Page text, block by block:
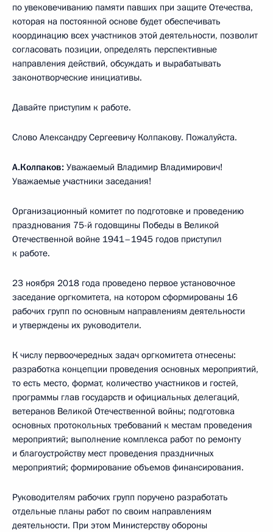
по увековечиванию памяти павших при защите Отечества,
которая на постоянной основе будет обеспечивать
координацию всех участников этой деятельности, позволит
согласовать позиции, определять перспективные
направления действий, обсуждать и вырабатывать
законотворческие инициативы.
Давайте приступим к работе.
Слово Александру Сергеевичу Колпакову. Пожалуйста.
А.Колпаков: Уважаемый Владимир Владимирович!
Уважаемые участники заседания!
Организационный комитет по подготовке и проведению
празднования 75-й годовщины Победы в Великой
Отечественной войне 1941–1945 годов приступил
к работе.
23 ноября 2018 года проведено первое установочное
заседание оргкомитета, на котором сформированы 16
рабочих групп по основным направлениям деятельности
и утверждены их руководители.
К числу первоочередных задач оргкомитета отнесены:
разработка концепции проведения основных мероприятий,
то есть место, формат, количество участников и гостей,
программы глав государств и официальных делегаций,
ветеранов Великой Отечественной войны; подготовка
основных протокольных требований к местам проведения
мероприятий; выполнение комплекса работ по ремонту
и благоустройству мест проведения праздничных
мероприятий; формирование объемов финансирования.
Руководителям рабочих групп поручено разработать
отдельные планы работ по своим направлениям
деятельности. При этом Министерству обороны